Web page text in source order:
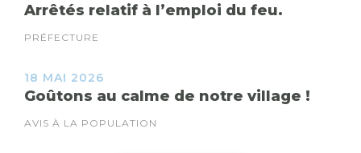
Arrêtés relatif à l’emploi du feu.
PRÉFECTURE
18 MAI 2026
Goûtons au calme de notre village !
AVIS À LA POPULATION